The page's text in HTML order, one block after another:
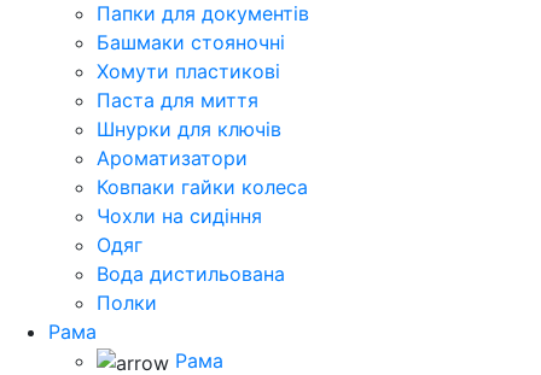
Папки для документів
Башмаки стояночні
Хомути пластикові
Паста для миття
Шнурки для ключів
Ароматизатори
Ковпаки гайки колеса
Чохли на сидіння
Одяг
Вода дистильована
Полки
Рама
Рама